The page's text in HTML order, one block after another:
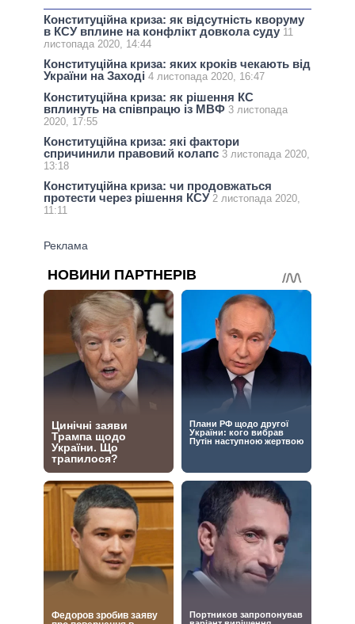
Конституційна криза: як відсутність кворуму
в КСУ вплине на конфлікт довкола суду 11
листопада 2020, 14:44
Конституційна криза: яких кроків чекають від
України на Заході 4 листопада 2020, 16:47
Конституційна криза: як рішення КС
вплинуть на співпрацю із МВФ 3 листопада
2020, 17:55
Конституційна криза: які фактори
спричинили правовий колапс 3 листопада 2020,
13:18
Конституційна криза: чи продовжаться
протести через рішення КСУ 2 листопада 2020,
11:11